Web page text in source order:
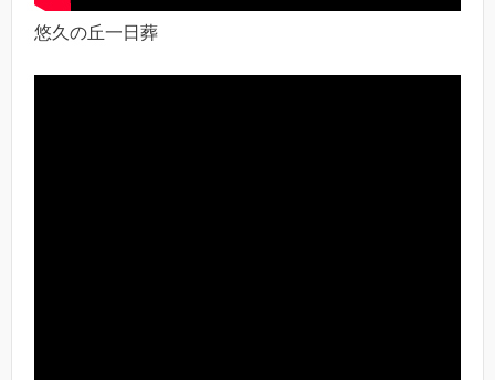
悠久の丘一日葬